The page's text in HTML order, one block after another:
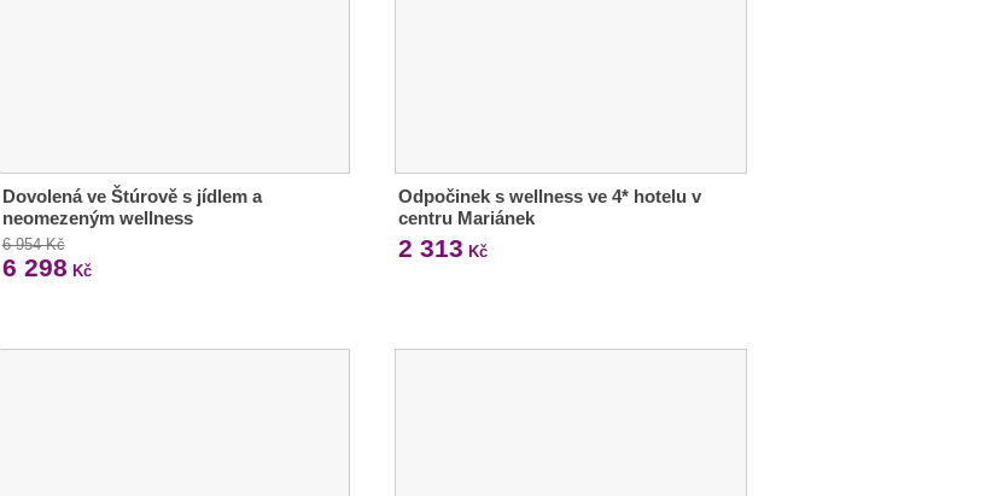
Dovolená ve Štúrově s jídlem a
neomezeným wellness
6 954 Kč
6 298 Kč
Odpočinek s wellness ve 4* hotelu v
centru Mariánek
2 313 Kč